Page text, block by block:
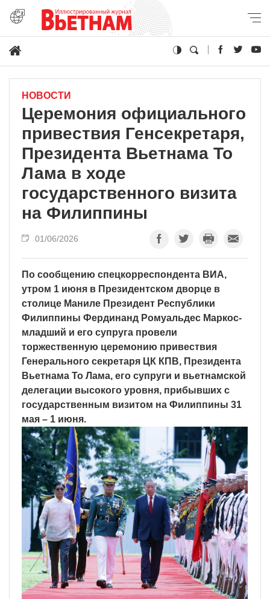
НОВОСТИ
Церемония официального
привествия Генсекретаря,
Президента Вьетнама То
Лама в ходе
государственного визита
на Филиппины
01/06/2026
По сообщению спецкорреспондента ВИА,
утром 1 июня в Президентском дворце в
столице Маниле Президент Республики
Филиппины Фердинанд Ромуальдес Маркос-
младший и его супруга провели
торжественную церемонию привествия
Генерального секретаря ЦК КПВ, Президента
Вьетнама То Лама, его супруги и вьетнамской
делегации высокого уровня, прибывших с
государственным визитом на Филиппины 31
мая – 1 июня.